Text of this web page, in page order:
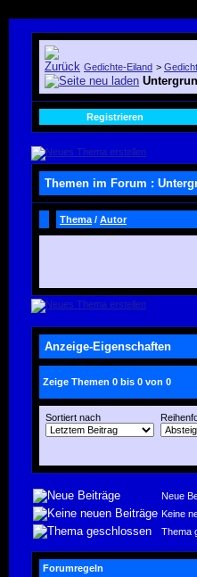
Gedichte-Eiland >
Registrieren
Themen im Forum :
Thema / Autor
Anzeige-Eigenschaften
Zeige Themen 0 bis 0 von 0
Sortiert nach
Neue
Keine
Thema
Forumregeln